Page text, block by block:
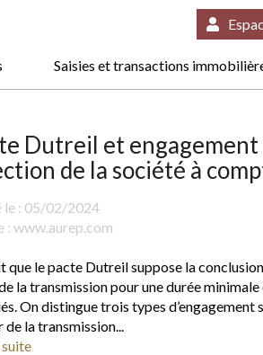
Saisies et transactions
Dutreil et
de la société à
le : 05/02/2024
: www.aurep.com
que le pacte Dutreil suppose la
la transmission pour une durée
On distingue trois types
de la transmission...
suite